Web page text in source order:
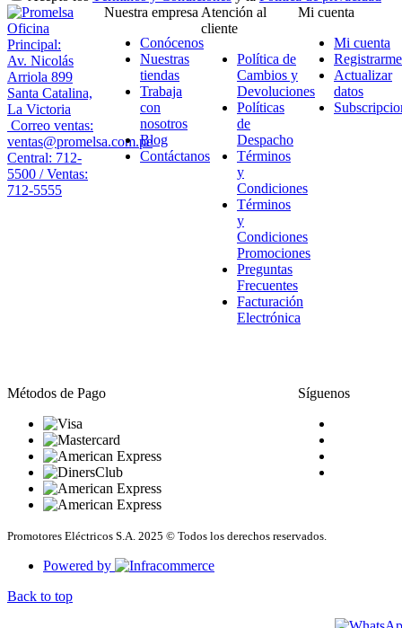
Oficina
Principal:
Av. Nicolás
Arriola 899
Santa Catalina,
La Victoria
Correo ventas:
ventas@promelsa.com.pe
Central: 712-
5500 / Ventas:
712-5555
Nuestra empresa
Conócenos
Nuestras
tiendas
Trabaja
con
nosotros
Blog
Contáctanos
Atención al
cliente
Política de
Cambios y
Devoluciones
Políticas
de
Despacho
Términos
y
Condiciones
Términos
y
Condiciones
Promociones
Preguntas
Frecuentes
Facturación
Electrónica
Mi cuenta
Mi cuenta
Registrarme
Actualizar
datos
Métodos de Pago Síguenos
Promotores Eléctricos S.A. 2025 © Todos los derechos reservados.
Powered by
Back to top